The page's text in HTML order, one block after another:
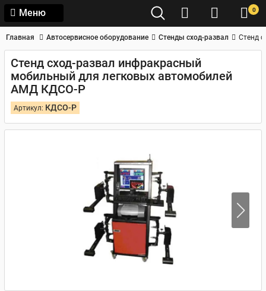
Меню 0
Главная Автосервисное оборудование Стенды сход-развал Стенд
Стенд сход-развал инфракрасный
мобильный для легковых автомобилей
АМД КДСО-Р
Артикул: КДСО-Р